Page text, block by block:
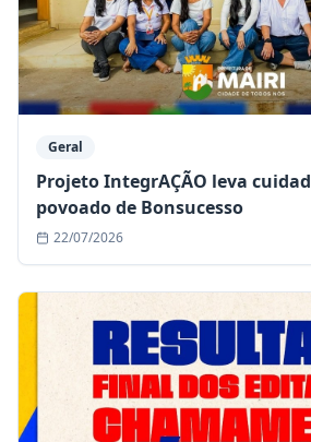
Geral
Projeto IntegrAÇÃO leva
povoado de Bonsucesso
22/07/2026